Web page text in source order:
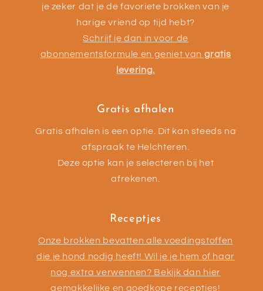
je zeker dat je de favoriete brokken van je
harige vriend op tijd hebt?
Schrijf je dan in voor de
abonnementsformule en geniet van gratis
levering.
Gratis afhalen
Gratis afhalen is een optie. Dit kan steeds na
afspraak te Helchteren.
Deze optie kan je selecteren bij het
afrekenen.
Receptjes
Onze brokken bevatten alle voedingstoffen
die je hond nodig heeft! Wil je je hem of haar
nog extra verwennen? Bekijk dan hier
gemakkelijke en goedkope receptjes!